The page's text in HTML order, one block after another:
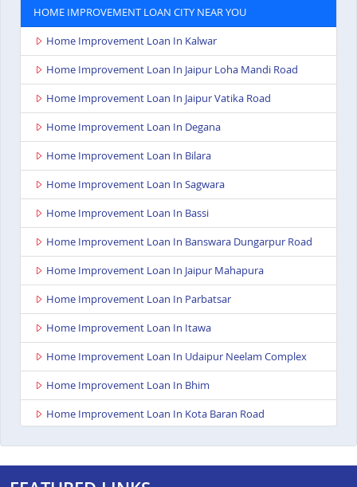
HOME IMPROVEMENT LOAN CITY NEAR YOU
Home Improvement Loan In Kalwar
Home Improvement Loan In Jaipur Loha Mandi Road
Home Improvement Loan In Jaipur Vatika Road
Home Improvement Loan In Degana
Home Improvement Loan In Bilara
Home Improvement Loan In Sagwara
Home Improvement Loan In Bassi
Home Improvement Loan In Banswara Dungarpur Road
Home Improvement Loan In Jaipur Mahapura
Home Improvement Loan In Parbatsar
Home Improvement Loan In Itawa
Home Improvement Loan In Udaipur Neelam Complex
Home Improvement Loan In Bhim
Home Improvement Loan In Kota Baran Road